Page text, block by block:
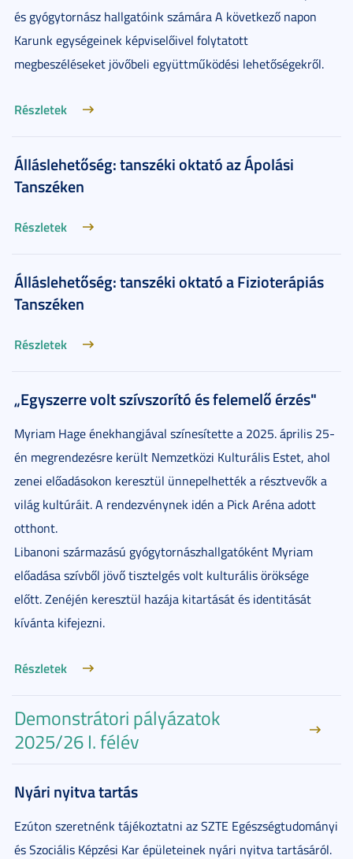
és gyógytornász hallgatóink számára A következő napon
Karunk egységeinek képviselőivel folytatott
megbeszéléseket jövőbeli együttműködési lehetőségekről.
Részletek
Álláslehetőség: tanszéki oktató az Ápolási
Tanszéken
Részletek
Álláslehetőség: tanszéki oktató a Fizioterápiás
Tanszéken
Részletek
„Egyszerre volt szívszorító és felemelő érzés"
Myriam Hage énekhangjával színesítette a 2025. április 25-
én megrendezésre került Nemzetközi Kulturális Estet, ahol
zenei előadásokon keresztül ünnepelhették a résztvevők a
világ kultúráit. A rendezvénynek idén a Pick Aréna adott
otthont.
Libanoni származású gyógytornászhallgatóként Myriam
előadása szívből jövő tisztelgés volt kulturális öröksége
előtt. Zenéjén keresztül hazája kitartását és identitását
kívánta kifejezni.
Részletek
Demonstrátori pályázatok
2025/26 I. félév
Nyári nyitva tartás
Ezúton szeretnénk tájékoztatni az SZTE Egészségtudományi
és Szociális Képzési Kar épületeinek nyári nyitva tartásáról.